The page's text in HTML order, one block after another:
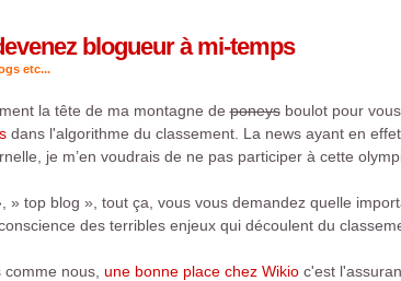
blogueur à mi-temps
etc...
la tête de ma montagne deponeysboulot pour
dans l'algorithme du classement. La news ayant en
je m’en voudrais de ne pas participer à cette
» top blog », tout ça, vous vous demandez quelle
des terribles enjeux qui découlent du
nous, une bonne place chez Wikioc'est